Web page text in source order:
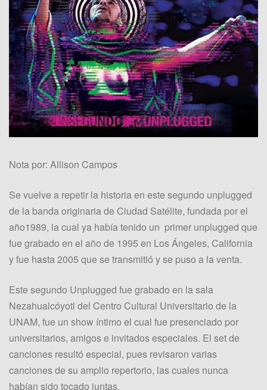
Nota por: Allison Campos
Se vuelve a repetir la historia en este segundo unplugged
de la banda originaria de Ciudad Satélite, fundada por el
año1989, la cual ya había tenido un primer unplugged que
fue grabado en el año de 1995 en Los Ángeles, California
y fue hasta 2005 que se transmitió y se puso a la venta.
Este segundo Unplugged fue grabado en la sala
Nezahualcóyotl del Centro Cultural Universitario de la
UNAM, fue un show íntimo el cual fue presenciado por
universitarios, amigos e invitados especiales. El set de
canciones resultó especial, pues revisaron varias
canciones de su amplio repertorio, las cuales nunca
habían sido tocado juntas.